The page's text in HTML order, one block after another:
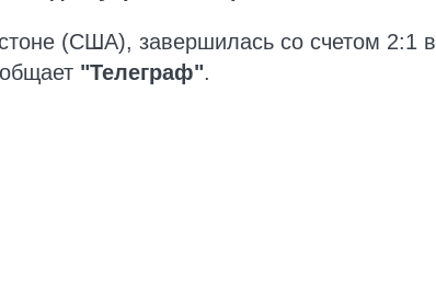
(США), завершилась со счетом 2:1 в
"Телеграф".